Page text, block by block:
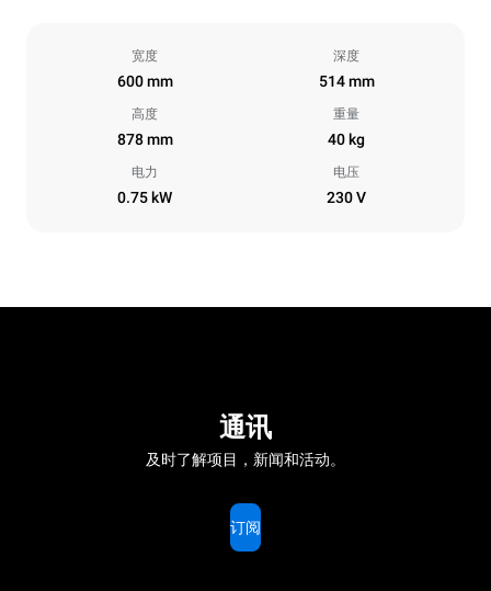
宽度
600 mm
深度
514 mm
高度
878 mm
重量
40 kg
电力
0.75 kW
电压
230 V
通讯
及时了解项目，新闻和活动。
订阅